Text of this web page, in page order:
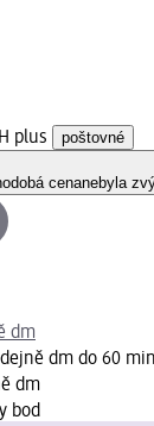
plus poštovné
cenanebyla
dm
dm do 60
dm
bod